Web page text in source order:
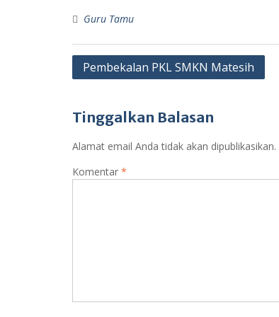
Guru Tamu
Navigasi
Pembekalan PKL SMKN Matesih
Tinggalkan Balasan
Alamat email Anda tidak akan dipublikasikan.
Komentar *